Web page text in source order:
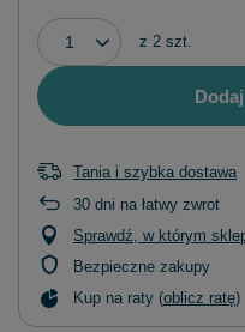
z 2 szt.
Tania i szybka dostawa
30 dni na łatwy zwrot
Sprawdź, w którym
Bezpieczne zakupy
Kup na raty (oblicz ratę)